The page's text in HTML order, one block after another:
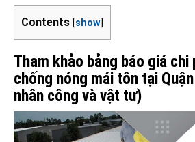
Contents [show]
Tham khảo bảng báo giá
chống nóng mái tôn tại
nhân công và vật tư)